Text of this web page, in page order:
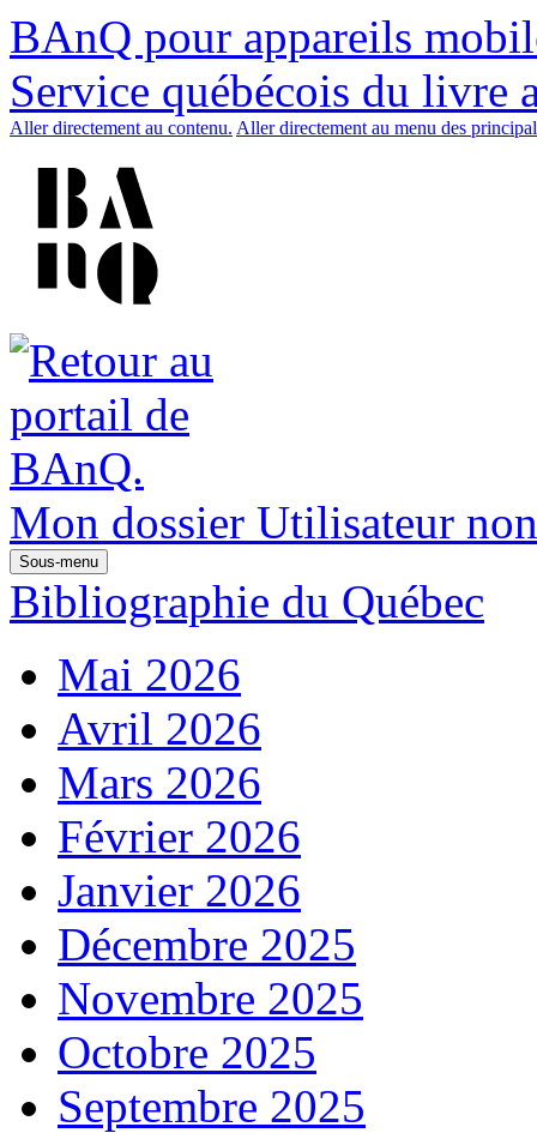
BAnQ pour appareils
Service québécois du livre
Aller directement au contenu. Aller directement au menu des
Mon dossier Utilisateur
Sous-menu
Bibliographie du Québec
Mai 2026
Avril 2026
Mars 2026
Février 2026
Janvier 2026
Décembre 2025
Novembre 2025
Octobre 2025
Septembre 2025